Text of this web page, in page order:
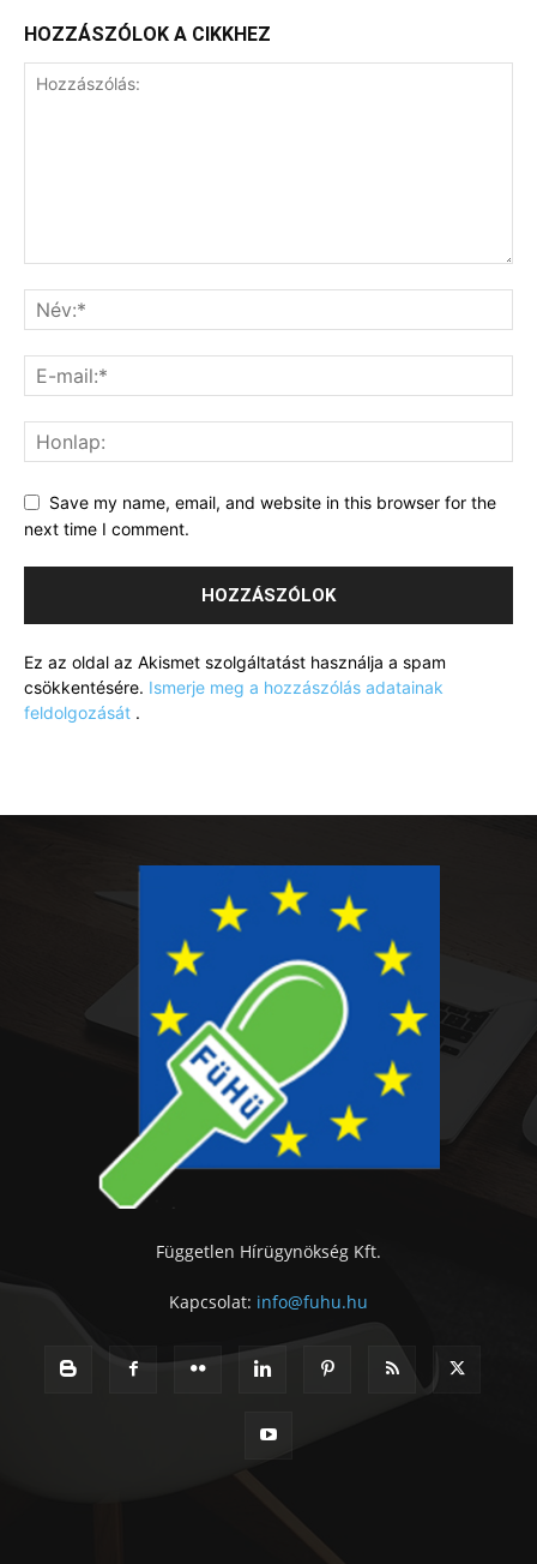
HOZZÁSZÓLOK A CIKKHEZ
Save my name, email, and website in this browser for the
next time I comment.
Ez az oldal az Akismet szolgáltatást használja a spam
csökkentésére. Ismerje meg a hozzászólás adatainak
feldolgozását .
Független Hírügynökség Kft.
Kapcsolat: info@fuhu.hu